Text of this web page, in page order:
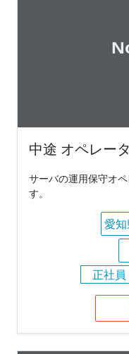
中途 オペレー
サーバの運用保守オ
す。
愛
正社員